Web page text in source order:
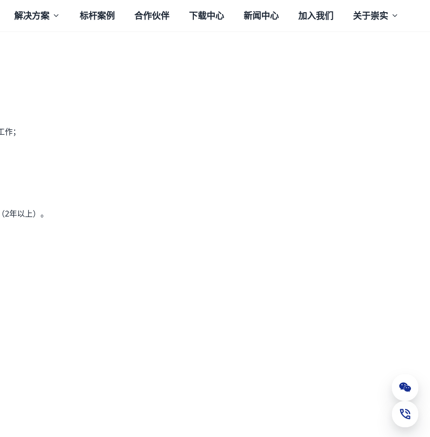
解决方案 标杆案例 合作伙伴 下载中心 新闻中心 加入我们 关于崇实
；
年以上）。
公众号
联系电